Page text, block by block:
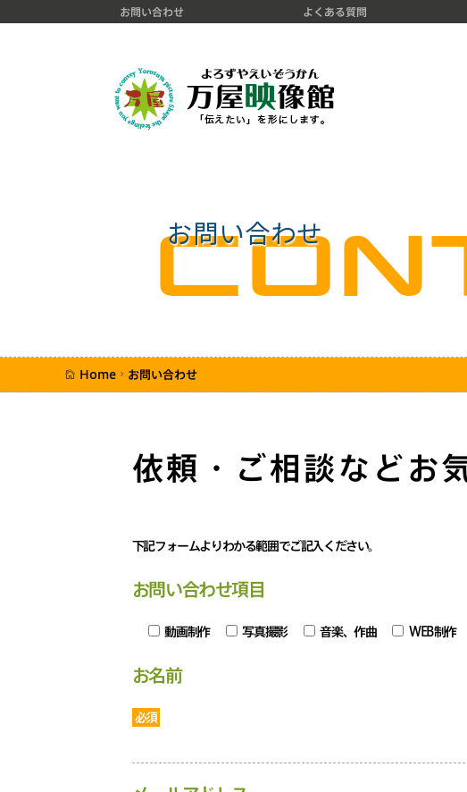
お問い合わせ よくある質問
con
お問い合わせ
Home お問い合わせ
依頼・ご相談などお
下記フォームよりわかる範囲でご記入ください。
お問い合わせ項目
動画制作 写真撮影 音楽、作曲 WEB制作
お名前
必須